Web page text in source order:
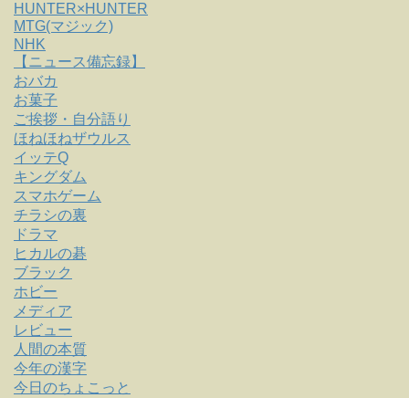
HUNTER×HUNTER
MTG(マジック)
NHK
【ニュース備忘録】
おバカ
お菓子
ご挨拶・自分語り
ほねほねザウルス
イッテQ
キングダム
スマホゲーム
チラシの裏
ドラマ
ヒカルの碁
ブラック
ホビー
メディア
レビュー
人間の本質
今年の漢字
今日のちょこっと